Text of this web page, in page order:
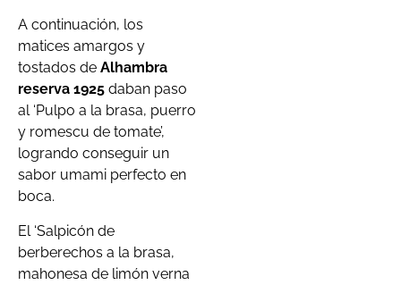
A continuación, los
matices amargos y
tostados de Alhambra
reserva 1925 daban paso
al ‘Pulpo a la brasa, puerro
y romescu de tomate’,
logrando conseguir un
sabor umami perfecto en
boca.
El ‘Salpicón de
berberechos a la brasa,
mahonesa de limón verna